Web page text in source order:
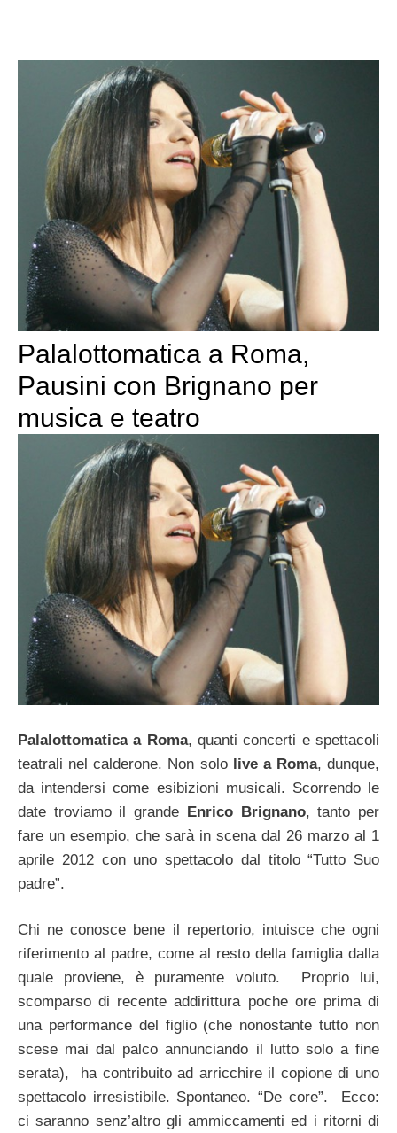
Palalottomatica a Roma,
Pausini con Brignano per
musica e teatro
Palalottomatica a Roma, quanti concerti e spettacoli
teatrali nel calderone. Non sololive a Roma, dunque,
da intendersi come esibizioni musicali. Scorrendo le
date troviamo il grande Enrico Brignano, tanto per
fare un esempio, che sarà in scena dal 26 marzo al 1
aprile 2012 con uno spettacolo dal titolo “Tutto Suo
padre”.
Chi ne conosce bene il repertorio, intuisce che ogni
riferimento al padre, come al resto della famiglia dalla
quale proviene, è puramente voluto. Proprio lui,
scomparso di recente addirittura poche ore prima di
una performance del figlio (che nonostante tutto non
scese mai dal palco annunciando il lutto solo a fine
serata), ha contribuito ad arricchire il copione di uno
spettacolo irresistibile. Spontaneo. “De core”. Ecco:
ci saranno senz’altro gli ammiccamenti ed i ritorni di